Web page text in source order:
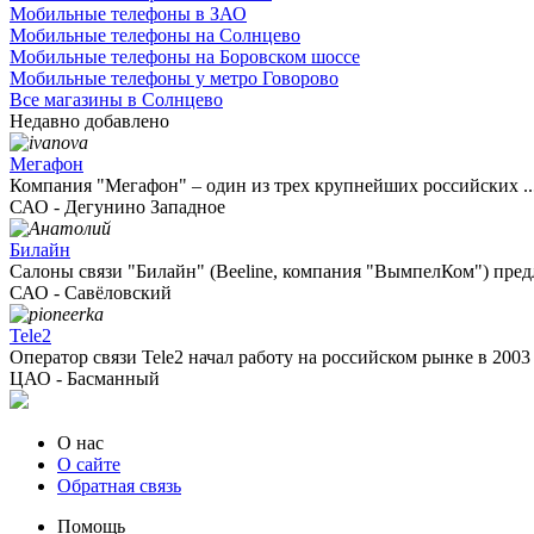
Мобильные телефоны в ЗАО
Мобильные телефоны на Солнцево
Мобильные телефоны на Боровском шоссе
Мобильные телефоны у метро Говорово
Все магазины в Солнцево
Недавно добавлено
Мегафон
Компания "Мегафон" – один из трех крупнейших российских
САО - Дегунино Западное
Билайн
Салоны связи "Билайн" (Beeline, компания "ВымпелКом")
САО - Савёловский
Tele2
Оператор связи Tele2 начал работу на российском рынке в 2003
ЦАО - Басманный
О нас
О сайте
Обратная связь
Помощь